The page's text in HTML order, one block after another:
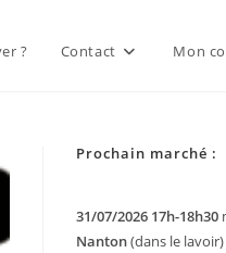
? Contact Mon
Prochain marché :
31/07/2026 17h-18h30
Nanton(dans le lavoir)